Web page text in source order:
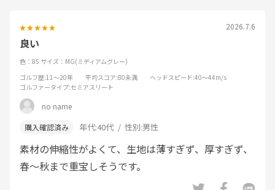
2026.7.6
良い
色：85 サイズ：MG(ミディアムグレー)
ゴルフ歴:11～20年 平均スコア:80未満 ヘッドスピード:40～44m/s
ゴルファータイプ:セミアスリート
no name
年代:40代 性別:男性
素材の伸縮性がよくて、生地は薄すぎず、厚すぎず、
春～秋まで重宝しそうです。